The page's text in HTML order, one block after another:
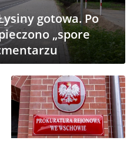
gotowa. Po
„spore